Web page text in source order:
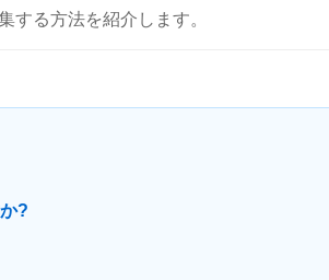
する方法を紹介します。
?